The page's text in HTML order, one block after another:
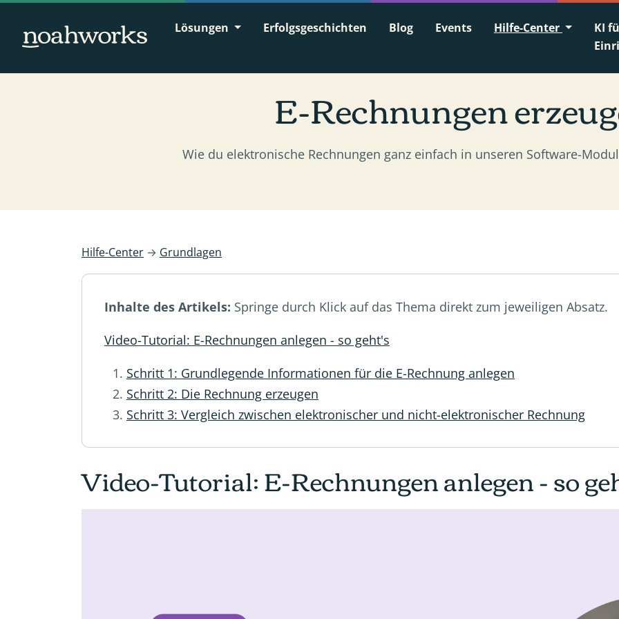
Lösungen Erfolgsgeschichten Blog Events Hilfe-Center
KI
E-Rechnungen
Wie du elektronische Rechnungen ganz einfach in unseren Software-
Hilfe-Center → Grundlagen
Inhalte des Artikels: Springe durch Klick auf das Thema direkt zum jeweiligen Absatz.
Video-Tutorial: E-Rechnungen anlegen - so geht's
Schritt 1: Grundlegende Informationen für die E-Rechnung anlegen
Schritt 2: Die Rechnung erzeugen
Schritt 3: Vergleich zwischen elektronischer und nicht-elektronischer Rechnung
Video-Tutorial: E-Rechnungen anlegen - so